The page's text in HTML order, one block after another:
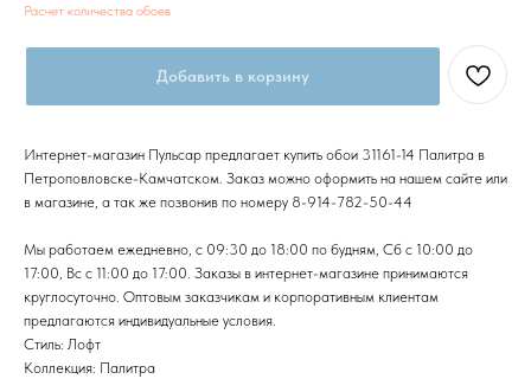
Расчет количества обоев
Добавить в корзину
Интернет-магазин Пульсар предлагает купить обои 31161-14 Палитра в
Петроповловске-Камчатском. Заказ можно оформить на нашем сайте или
в магазине, а так же позвонив по номеру 8-914-782-50-44
Мы работаем ежедневно, с 09:30 до 18:00 по будням, Сб с 10:00 до
17:00, Вс с 11:00 до 17:00. Заказы в интернет-магазине принимаются
круглосуточно. Оптовым заказчикам и корпоративным клиентам
предлагаются индивидуальные условия.
Стиль: Лофт
Коллекция: Палитра